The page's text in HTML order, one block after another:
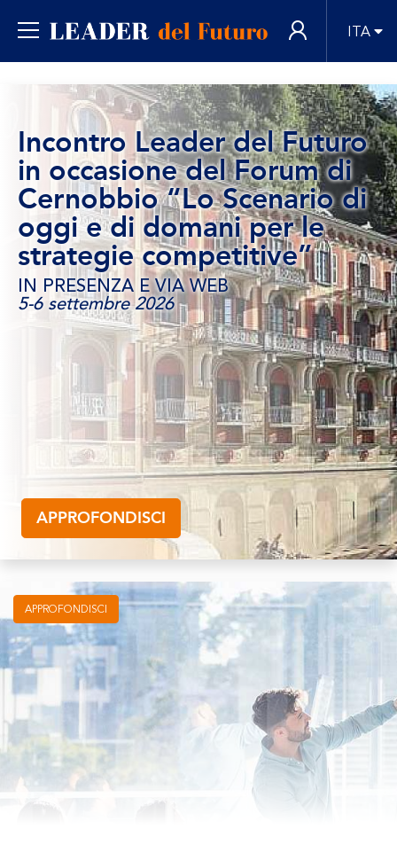
ITA
Incontro Leader del Futuro
in occasione del Forum di
Cernobbio “Lo Scenario di
oggi e di domani per le
strategie competitive”
IN PRESENZA E VIA WEB
5-6 settembre 2026
APPROFONDISCI
APPROFONDISCI